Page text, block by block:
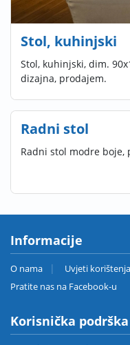
Stol, kuhinjski
Stol, kuhinjski, dim.
dizajna, prodajem.
Radni stol
Radni stol modre boje,
Informacije
O nama Uvjeti korištenja
Pratite nas na Facebook-u
Korisnička podrška